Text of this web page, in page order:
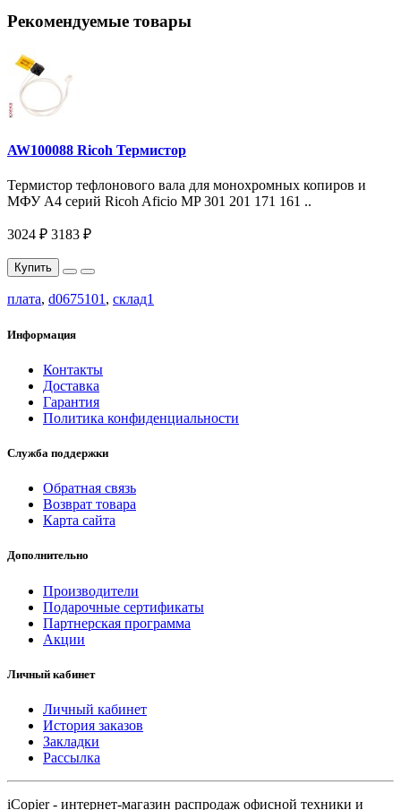
Рекомендуемые товары
AW100088 Ricoh Термистор
Термистор тефлонового вала для монохромных копиров и
МФУ A4 серий Ricoh Aficio MP 301 201 171 161 ..
3024 ₽ 3183 ₽
Купить
плата, d0675101, склад1
Информация
Контакты
Доставка
Гарантия
Политика конфиденциальности
Служба поддержки
Обратная связь
Возврат товара
Карта сайта
Дополнительно
Производители
Подарочные сертификаты
Партнерская программа
Акции
Личный кабинет
Личный кабинет
История заказов
Закладки
Рассылка
iCopier - интернет-магазин распродаж офисной техники и